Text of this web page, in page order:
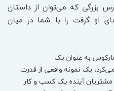
بزرگی که می‌توان از داستان
او گرفت را با شما در میان
به عنوان یک
یک نمونه واقعی از قدرت
مشتریان آینده یک کسب و کار